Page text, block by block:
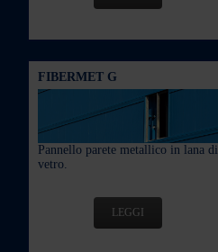
FIBERMET G
Pannello parete metallico in lana di
vetro.
LEGGI